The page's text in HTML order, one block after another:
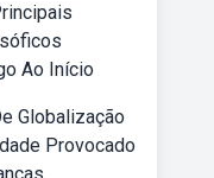
Ao Início
Globalização
Provocado